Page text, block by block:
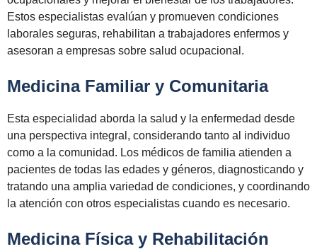
Estos especialistas evalúan y promueven condiciones
laborales seguras, rehabilitan a trabajadores enfermos y
asesoran a empresas sobre salud ocupacional.
Medicina Familiar y Comunitaria
Esta especialidad aborda la salud y la enfermedad desde
una perspectiva integral, considerando tanto al individuo
como a la comunidad. Los médicos de familia atienden a
pacientes de todas las edades y géneros, diagnosticando y
tratando una amplia variedad de condiciones, y coordinando
la atención con otros especialistas cuando es necesario.
Medicina Física y Rehabilitación